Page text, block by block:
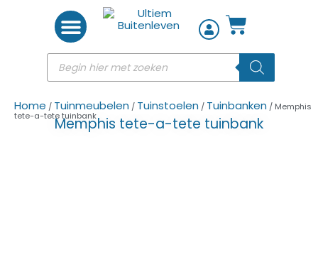
Home / Tuinmeubelen / Tuinstoelen / Tuinbanken / Memphis
tete-a-tete tuinbankMemphis tete-a-tete tuinbank